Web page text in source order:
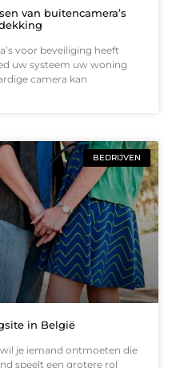
van buitencamera’s
voor beveiliging heeft
uw systeem uw woning
camera kan
BEDRIJVEN
in België
je iemand ontmoeten die
speelt een grotere rol